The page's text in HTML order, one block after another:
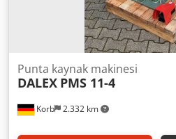
Korb 2.332 km
Punta kaynak makinesi
DALEX PMS 11-4